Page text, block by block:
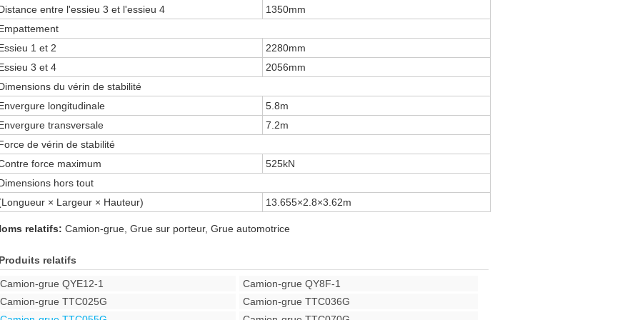
entre l'essieu 3 et l'essieu 4
1350mm
1 et 2
2280mm
3 et 4
2056mm
du vérin de stabilité
longitudinale
5.8m
transversale
7.2m
de vérin de stabilité
force maximum
525kN
hors tout
× Largeur × Hauteur)
13.655×2.8×3.62m
relatifs: Camion-grue, Grue sur porteur, Grue automotrice
relatifs
Camion-grue QYE12-1
Camion-grue QY8F-1
Camion-grue TTC025G
Camion-grue TTC036G